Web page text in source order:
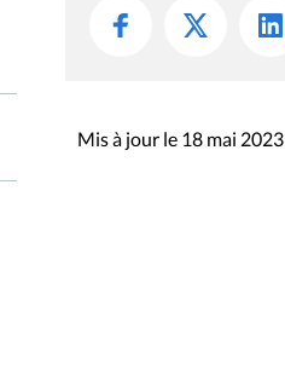
Mis à jour le 18 mai 2023